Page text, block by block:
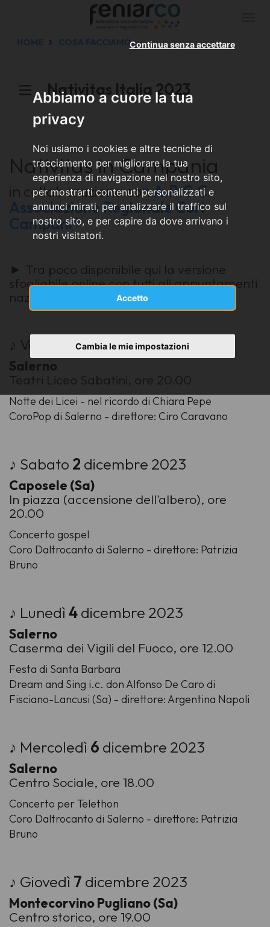
Abbiamo a cuore la tua
privacy
Noi usiamo i cookies e altre tecniche di
tracciamento per migliorare la tua
esperienza di navigazione nel nostro sito,
per mostrarti contenuti personalizzati e
annunci mirati, per analizzare il traffico sul
nostro sito, e per capire da dove arrivano i
nostri visitatori.
Accetto
Continua senza accettare
Cambia le mie impostazioni
HOME COSA FACCIAMO
Nativitas Italia 2023
Nativitas in Campania
in collaborazione conA.R.C.C.
Associazione Regionale Cori
Campani*
► Tra poco disponibile qui la versione
sfogliabile online con tutti gli appuntamenti
nazionali
♪ Venerdì 1dicembre 2023
Salerno
Teatri Liceo Sabatini, ore 20.00
Notte dei Licei - nel ricordo di Chiara Pepe
CoroPop di Salerno - direttore: Ciro Caravano
♪ Sabato 2 dicembre 2023
Caposele (Sa)
In piazza (accensione dell'albero), ore
20.00
Concerto gospel
Coro Daltrocanto di Salerno - direttore: Patrizia
Bruno
♪ Lunedì4dicembre 2023
Salerno
Caserma dei Vigili del Fuoco, ore 12.00
Festa di Santa Barbara
Dream and Sing i.c. don Alfonso De Caro di
Fisciano-Lancusi (Sa) - direttore: Argentina Napoli
♪ Mercoledì 6 dicembre 2023
Salerno
Centro Sociale, ore 18.00
Concerto per Telethon
Coro Daltrocanto di Salerno - direttore: Patrizia
Bruno
♪ Giovedì 7 dicembre 2023
Montecorvino Pugliano (Sa)
Centro storico, ore 19.00